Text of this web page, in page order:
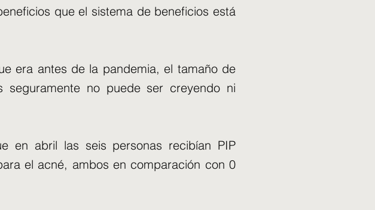
que el sistema de beneficios está
era antes de la pandemia, el tamaño de
seguramente no puede ser creyendo ni
en abril las seis personas recibían PIP
el acné, ambos en comparación con 0